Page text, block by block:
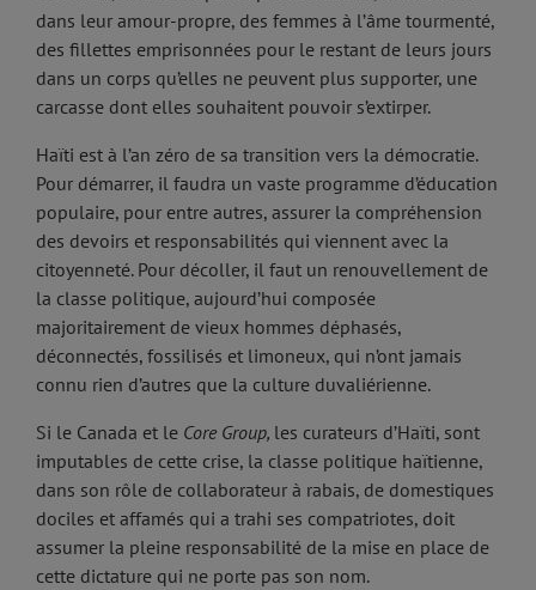
dans leur amour-propre, des femmes à l’âme tourmenté,
des fillettes emprisonnées pour le restant de leurs jours
dans un corps qu’elles ne peuvent plus supporter, une
carcasse dont elles souhaitent pouvoir s’extirper.
Haïti est à l’an zéro de sa transition vers la démocratie.
Pour démarrer, il faudra un vaste programme d’éducation
populaire, pour entre autres, assurer la compréhension
des devoirs et responsabilités qui viennent avec la
citoyenneté. Pour décoller, il faut un renouvellement de
la classe politique, aujourd’hui composée
majoritairement de vieux hommes déphasés,
déconnectés, fossilisés et limoneux, qui n’ont jamais
connu rien d’autres que la culture duvaliérienne.
Si le Canada et le Core Group, les curateurs d’Haïti, sont
imputables de cette crise, la classe politique haïtienne,
dans son rôle de collaborateur à rabais, de domestiques
dociles et affamés qui a trahi ses compatriotes, doit
assumer la pleine responsabilité de la mise en place de
cette dictature qui ne porte pas son nom.